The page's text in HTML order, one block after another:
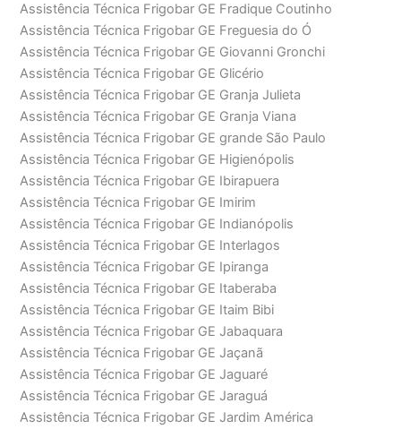
Assistência Técnica Frigobar GE Fradique Coutinho
Assistência Técnica Frigobar GE Freguesia do Ó
Assistência Técnica Frigobar GE Giovanni Gronchi
Assistência Técnica Frigobar GE Glicério
Assistência Técnica Frigobar GE Granja Julieta
Assistência Técnica Frigobar GE Granja Viana
Assistência Técnica Frigobar GE grande São Paulo
Assistência Técnica Frigobar GE Higienópolis
Assistência Técnica Frigobar GE Ibirapuera
Assistência Técnica Frigobar GE Imirim
Assistência Técnica Frigobar GE Indianópolis
Assistência Técnica Frigobar GE Interlagos
Assistência Técnica Frigobar GE Ipiranga
Assistência Técnica Frigobar GE Itaberaba
Assistência Técnica Frigobar GE Itaim Bibi
Assistência Técnica Frigobar GE Jabaquara
Assistência Técnica Frigobar GE Jaçanã
Assistência Técnica Frigobar GE Jaguaré
Assistência Técnica Frigobar GE Jaraguá
Assistência Técnica Frigobar GE Jardim América